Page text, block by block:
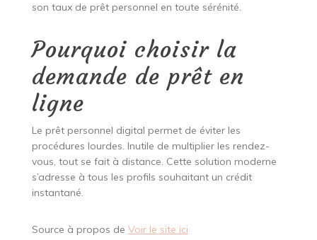
son taux de prêt personnel en toute sérénité.
Pourquoi choisir la
demande de prêt en
ligne
Le prêt personnel digital permet de éviter les
procédures lourdes. Inutile de multiplier les rendez-
vous, tout se fait à distance. Cette solution moderne
s’adresse à tous les profils souhaitant un crédit
instantané.
Source à propos de Voir le site ici